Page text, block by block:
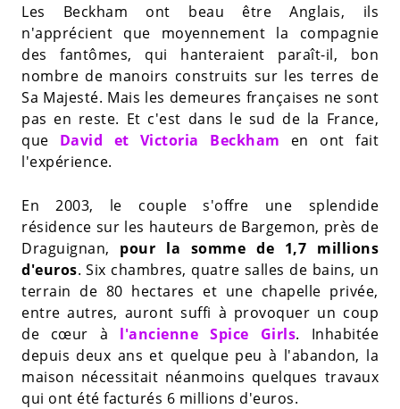
Les Beckham ont beau être Anglais, ils
n'apprécient que moyennement la compagnie
des fantômes, qui hanteraient paraît-il, bon
nombre de manoirs construits sur les terres de
Sa Majesté. Mais les demeures françaises ne sont
pas en reste. Et c'est dans le sud de la France,
que David et Victoria Beckham en ont fait
l'expérience.
En 2003, le couple s'offre une splendide
résidence sur les hauteurs de Bargemon, près de
Draguignan, pour la somme de 1,7 millions
d'euros. Six chambres, quatre salles de bains, un
terrain de 80 hectares et une chapelle privée,
entre autres, auront suffi à provoquer un coup
de cœur à l'ancienne Spice Girls. Inhabitée
depuis deux ans et quelque peu à l'abandon, la
maison nécessitait néanmoins quelques travaux
qui ont été facturés 6 millions d'euros.